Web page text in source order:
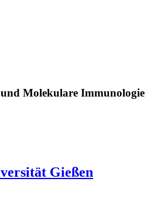
Molekulare Immunologie
Gießen